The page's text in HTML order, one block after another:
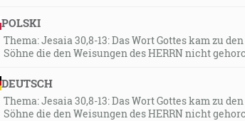
POLSKI
Thema: Jesaia 30,8-13: Das Wort Gottes kam zu
Söhne die den Weisungen des HERRN nicht
DEUTSCH
Thema: Jesaia 30,8-13: Das Wort Gottes kam zu
Söhne die den Weisungen des HERRN nicht